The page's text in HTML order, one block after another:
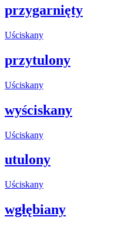
przygarnięty
Uściskany
przytulony
Uściskany
wyściskany
Uściskany
utulony
Uściskany
wgłębiany